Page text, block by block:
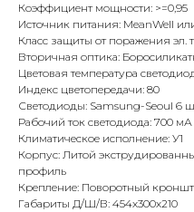
Коэффициент мощности: >=0,95
Источник питания: MeanWell
Класс защиты от поражения эл.
Вторичная оптика:
Цветовая температура
Индекс цветопередачи: 80
Светодиоды: Samsung-Seoul 6
Рабочий ток светодиода: 700 мА
Климатическое исполнение: У1
Корпус: Литой
профиль
Крепление: Поворотный
Габариты Д/Ш/В: 454х300х210